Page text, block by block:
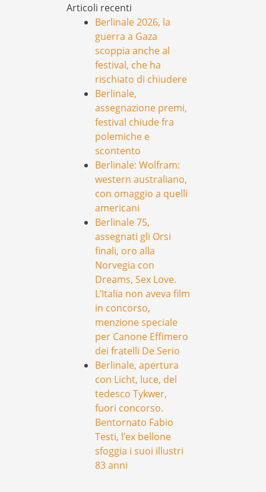
Articoli recenti
Berlinale 2026, la
guerra a Gaza
scoppia anche al
festival, che ha
rischiato di chiudere
Berlinale,
assegnazione premi,
festival chiude fra
polemiche e
scontento
Berlinale: Wolfram:
western australiano,
con omaggio a quelli
americani
Berlinale 75,
assegnati gli Orsi
finali, oro alla
Norvegia con
Dreams, Sex Love.
L’Italia non aveva film
in concorso,
menzione speciale
per Canone Effimero
dei fratelli De Serio
Berlinale, apertura
con Licht, luce, del
tedesco Tykwer,
fuori concorso.
Bentornato Fabio
Testi, l’ex bellone
sfoggia i suoi illustri
83 anni